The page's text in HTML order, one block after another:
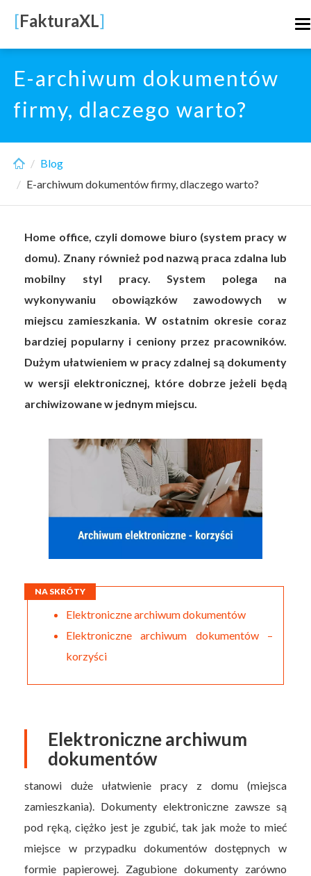
main
content
[FakturaXL]
E-archiwum dokumentów
firmy, dlaczego warto?
Blog
E-archiwum dokumentów firmy, dlaczego warto?
Home office, czyli domowe biuro (system pracy w
domu). Znany również pod nazwą praca zdalna lub
mobilny styl pracy. System polega na
wykonywaniu obowiązków zawodowych w
miejscu zamieszkania. W ostatnim okresie coraz
bardziej popularny i ceniony przez pracowników.
Dużym ułatwieniem w pracy zdalnej są dokumenty
w wersji elektronicznej, które dobrze jeżeli będą
archiwizowane w jednym miejscu.
NA SKRÓTY
Elektroniczne archiwum dokumentów
Elektroniczne archiwum dokumentów –
korzyści
Elektroniczne archiwum
dokumentów
stanowi duże ułatwienie pracy z domu (miejsca
zamieszkania). Dokumenty elektroniczne zawsze są
pod ręką, ciężko jest je zgubić, tak jak może to mieć
miejsce w przypadku dokumentów dostępnych w
formie papierowej. Zagubione dokumenty zarówno